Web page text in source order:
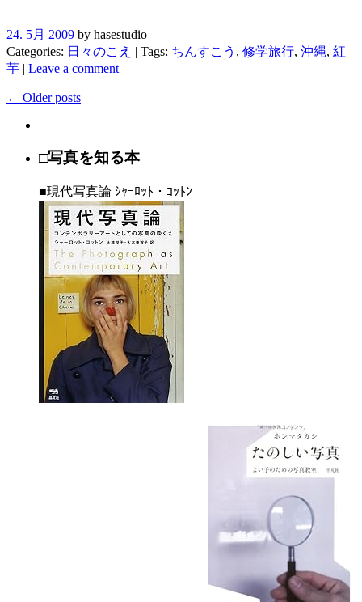
24. 5月 2009 by hasestudio
Categories: 日々のこえ | Tags: ちんすこう , 修学旅行, 沖縄, 紅
芋 | Leave a comment
← Older posts
□写真を知る本
■現代写真論 ｼｬｰﾛｯﾄ・ｺｯﾄﾝ